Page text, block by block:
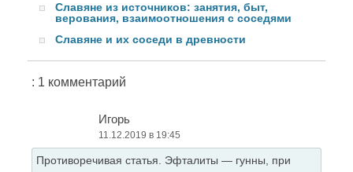
Славяне из источников: занятия, быт,
верования, взаимоотношения с соседями
Славяне и их соседи в древности
: 1 комментарий
Игорь
11.12.2019 в 19:45
Противоречивая статья. Эфталиты — гунны, при